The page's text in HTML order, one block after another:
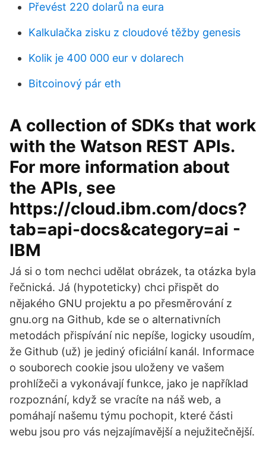
Převést 220 dolarů na eura
Kalkulačka zisku z cloudové těžby genesis
Kolik je 400 000 eur v dolarech
Bitcoinový pár eth
A collection of SDKs that work
with the Watson REST APIs.
For more information about
the APIs, see
https://cloud.ibm.com/docs?
tab=api-docs&category=ai -
IBM
Já si o tom nechci udělat obrázek, ta otázka byla
řečnická. Já (hypoteticky) chci přispět do
nějakého GNU projektu a po přesměrování z
gnu.org na Github, kde se o alternativních
metodách přispívání nic nepíše, logicky usoudím,
že Github (už) je jediný oficiální kanál. Informace
o souborech cookie jsou uloženy ve vašem
prohlížeči a vykonávají funkce, jako je například
rozpoznání, když se vracíte na náš web, a
pomáhají našemu týmu pochopit, které části
webu jsou pro vás nejzajímavější a nejužitečnější.